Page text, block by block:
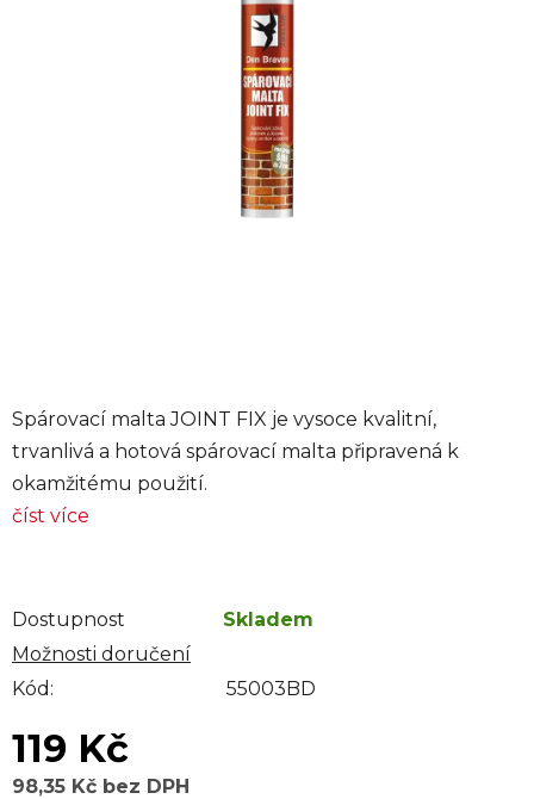
Spárovací malta JOINT FIX je vysoce kvalitní,
trvanlivá a hotová spárovací malta připravená k
okamžitému použití.
číst více
Dostupnost
Skladem
Možnosti doručení
Kód:
55003BD
119 Kč
98,35 Kč bez DPH